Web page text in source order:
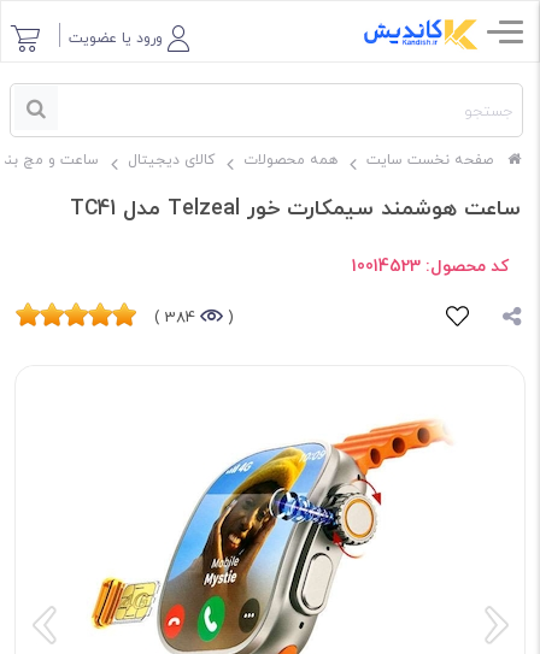
ورود یا عضویت
صفحه نخست سایت همه محصولات کالای دیجیتال ساعت و مچ
ساعت هوشمند سیمکارت خور Telzeal مدل TC41
کد محصول: 10014523
(
384 )